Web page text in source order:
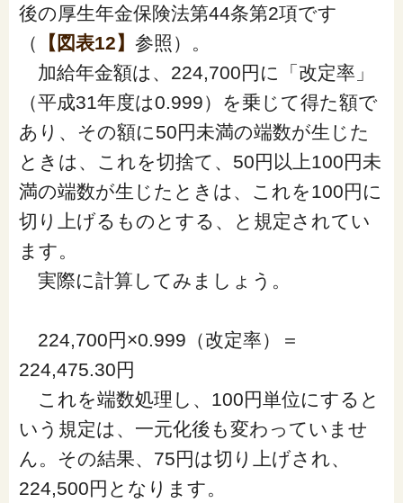
後の厚生年金保険法第44条第2項です
（
【図表12】 参照）。
加給年金額は、224,700円に「改定率」
（平成31年度は0.999）を乗じて得た額で
あり、その額に50円未満の端数が生じた
ときは、これを切捨て、50円以上100円未
満の端数が生じたときは、これを100円に
切り上げるものとする、と規定されてい
ます。
実際に計算してみましょう。
224,700円×0.999（改定率）＝
224,475.30円
これを端数処理し、100円単位にすると
いう規定は、一元化後も変わっていませ
ん。その結果、75円は切り上げされ、
224,500円となります。